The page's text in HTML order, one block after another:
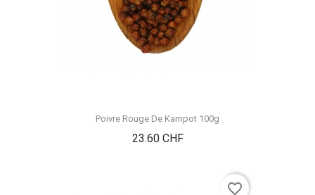
Poivre Rouge De Kampot 100g
23.60 CHFPrix
favorite_border